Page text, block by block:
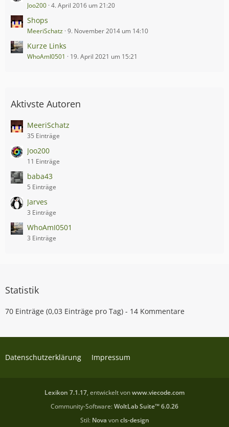
Joo200 4. April 2016 um 21:20
Shops
MeeriSchatz 9. November 2014 um 14:10
Kurze Links
WhoAmI0501 19. April 2021 um 15:21
Aktivste Autoren
MeeriSchatz
35 Einträge
Joo200
11 Einträge
baba43
5 Einträge
Jarves
3 Einträge
WhoAmI0501
3 Einträge
Statistik
70 Einträge (0,03 Einträge pro Tag) - 14 Kommentare
Datenschutzerklärung Impressum
Lexikon 7.1.17, entwickelt vonwww.viecode.com
Community-Software:WoltLab Suite™ 6.0.26
Stil: Nova voncls-design